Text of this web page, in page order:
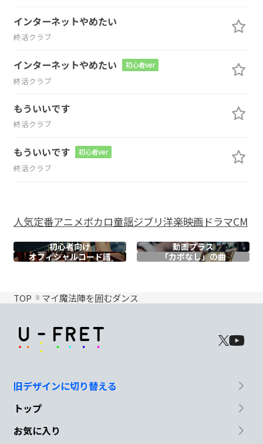
インターネットやめたい
終活クラブ
インターネットやめたい 初心者ver
終活クラブ
もういいです
終活クラブ
もういいです 初心者ver
終活クラブ
人気定番アニメボカロ童謡ジブリ洋楽映画ドラマCM
初心者向け
動画プラス
オフィシャルコード譜 「カポなし」の曲
TOP マイ魔法陣を囲むダンス
旧デザインに切り替える
トップ
お気に入り